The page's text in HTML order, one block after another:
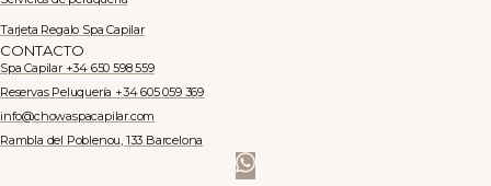
Tarjeta Regalo Spa Capilar
CONTACTO
Spa Capilar +34 650 598 559
Reservas Peluquería +34 605 059 369
info@chowaspacapilar.com
Rambla del Poblenou, 133 Barcelona